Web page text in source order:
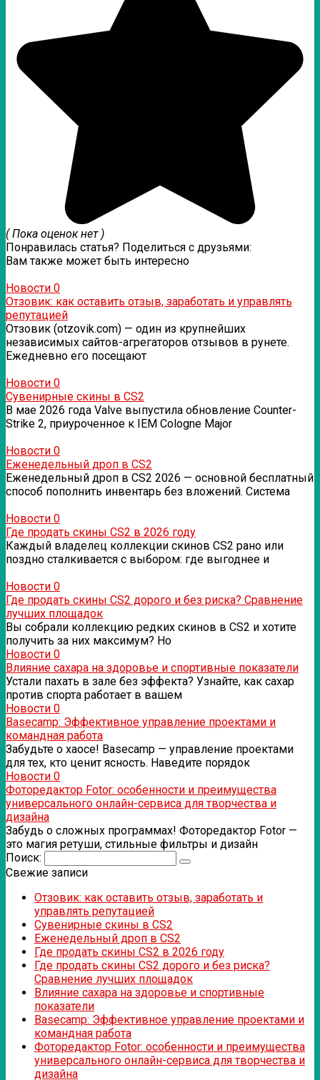
( Пока оценок нет )
Понравилась статья? Поделиться с друзьями:
Вам также может быть интересно
Новости 0
Отзовик: как оставить отзыв, заработать и управлять
репутацией
Отзовик (otzovik.com) — один из крупнейших
независимых сайтов-агрегаторов отзывов в рунете.
Ежедневно его посещают
Новости 0
Сувенирные скины в CS2
В мае 2026 года Valve выпустила обновление Counter-
Strike 2, приуроченное к IEM Cologne Major
Новости 0
Еженедельный дроп в CS2
Еженедельный дроп в CS2 2026 — основной бесплатный
способ пополнить инвентарь без вложений. Система
Новости 0
Где продать скины CS2 в 2026 году
Каждый владелец коллекции скинов CS2 рано или
поздно сталкивается с выбором: где выгоднее и
Новости 0
Где продать скины CS2 дорого и без риска? Сравнение
лучших площадок
Вы собрали коллекцию редких скинов в CS2 и хотите
получить за них максимум? Но
Новости 0
Влияние сахара на здоровье и спортивные показатели
Устали пахать в зале без эффекта? Узнайте, как сахар
против спорта работает в вашем
Новости 0
Basecamp: Эффективное управление проектами и
командная работа
Забудьте о хаосе! Basecamp — управление проектами
для тех, кто ценит ясность. Наведите порядок
Новости 0
Фоторедактор Fotor: особенности и преимущества
универсального онлайн-сервиса для творчества и
дизайна
Забудь о сложных программах! Фоторедактор Fotor —
это магия ретуши, стильные фильтры и дизайн
Поиск:
Свежие записи
Отзовик: как оставить отзыв, заработать и
управлять репутацией
Сувенирные скины в CS2
Еженедельный дроп в CS2
Где продать скины CS2 в 2026 году
Где продать скины CS2 дорого и без риска?
Сравнение лучших площадок
Влияние сахара на здоровье и спортивные
показатели
Basecamp: Эффективное управление проектами и
командная работа
Фоторедактор Fotor: особенности и преимущества
универсального онлайн-сервиса для творчества и
дизайна